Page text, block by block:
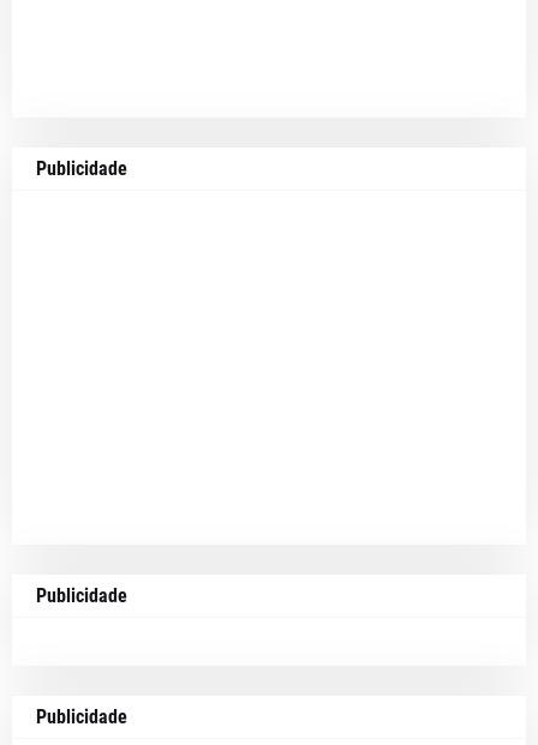
Publicidade
Publicidade
Publicidade